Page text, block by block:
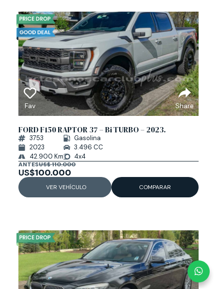
Fav Share
FORD F150 RAPTOR 37 – Bi TURBO – 2023.
3753
2023
42.900 Km
Gasolina
3.496 CC
4x4
ANTESUS$ 110.000
US$100.000
VER VEHÍCULO COMPARAR